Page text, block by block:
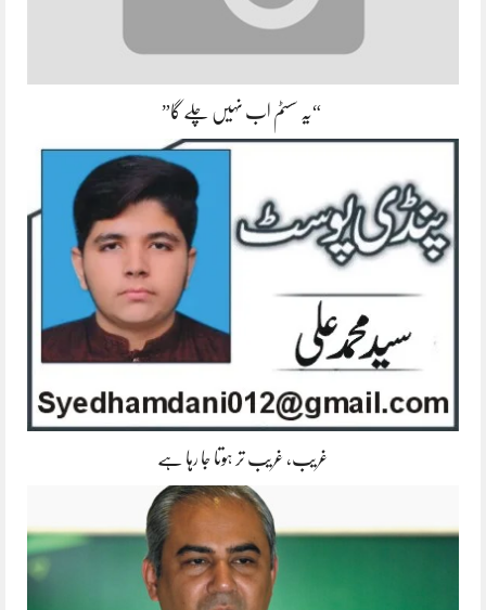
“یہ سسٹم اب نہیں چلے گا”
غریب، غریب تر ہوتا جا رہا ہے